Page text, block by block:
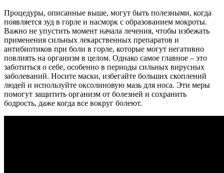
Процедуры, описанные выше, могут быть полезными, когда
появляется зуд в горле и насморк с образованием мокроты.
Важно не упустить момент начала лечения, чтобы избежать
применения сильных лекарственных препаратов и
антибиотиков при боли в горле, которые могут негативно
повлиять на организм в целом. Однако самое главное – это
заботиться о себе, особенно в периоды сильных вирусных
заболеваний. Носите маски, избегайте больших скоплений
людей и используйте оксолиновую мазь для носа. Эти меры
помогут защитить организм от болезней и сохранить
бодрость, даже когда все вокруг болеют.